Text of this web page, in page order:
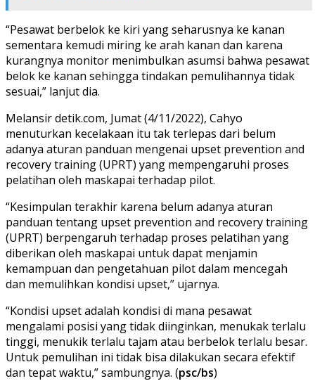
“Pesawat berbelok ke kiri yang seharusnya ke kanan
sementara kemudi miring ke arah kanan dan karena
kurangnya monitor menimbulkan asumsi bahwa pesawat
belok ke kanan sehingga tindakan pemulihannya tidak
sesuai,” lanjut dia.
Melansir detik.com, Jumat (4/11/2022), Cahyo
menuturkan kecelakaan itu tak terlepas dari belum
adanya aturan panduan mengenai upset prevention and
recovery training (UPRT) yang mempengaruhi proses
pelatihan oleh maskapai terhadap pilot.
“Kesimpulan terakhir karena belum adanya aturan
panduan tentang upset prevention and recovery training
(UPRT) berpengaruh terhadap proses pelatihan yang
diberikan oleh maskapai untuk dapat menjamin
kemampuan dan pengetahuan pilot dalam mencegah
dan memulihkan kondisi upset,” ujarnya.
“Kondisi upset adalah kondisi di mana pesawat
mengalami posisi yang tidak diinginkan, menukak terlalu
tinggi, menukik terlalu tajam atau berbelok terlalu besar.
Untuk pemulihan ini tidak bisa dilakukan secara efektif
dan tepat waktu,” sambungnya. (psc/bs)